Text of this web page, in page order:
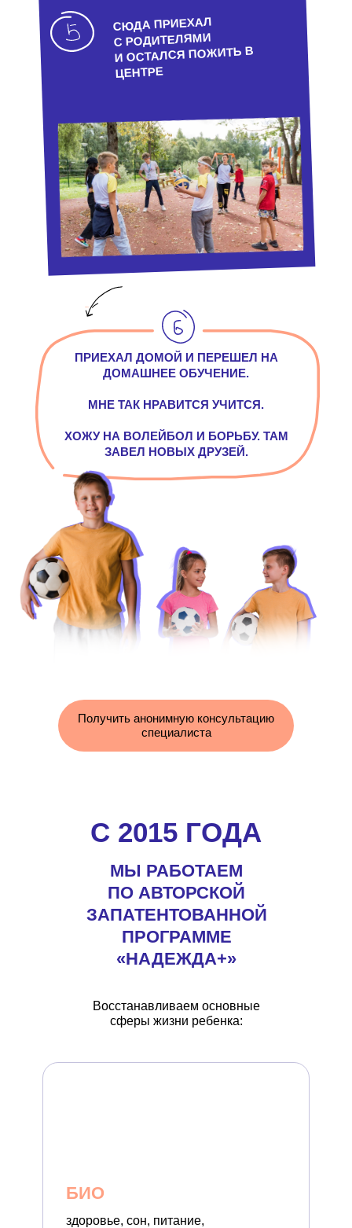
ПРИЕХАЛ ДОМОЙ И ПЕРЕШЕЛ НА
ДОМАШНЕЕ ОБУЧЕНИЕ.
МНЕ ТАК НРАВИТСЯ УЧИТСЯ.
ХОЖУ НА ВОЛЕЙБОЛ И БОРЬБУ. ТАМ
ЗАВЕЛ НОВЫХ ДРУЗЕЙ.
Получить анонимную консультацию
специалиста
СЮДА ПРИЕХАЛ
С РОДИТЕЛЯМИ
И ОСТАЛСЯ ПОЖИТЬ В
ЦЕНТРЕ
Восстанавливаем основные
сферы жизни ребенка:
С 2015 ГОДА
МЫ РАБОТАЕМ
ПО АВТОРСКОЙ
ЗАПАТЕНТОВАННОЙ
ПРОГРАММЕ
«НАДЕЖДА+»
БИО
здоровье, сон, питание,